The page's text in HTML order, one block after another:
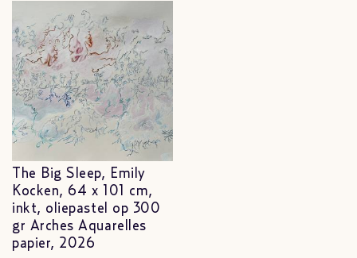
The Big Sleep, Emily
Kocken, 64 x 101 cm,
inkt, oliepastel op 300
gr Arches Aquarelles
papier, 2026